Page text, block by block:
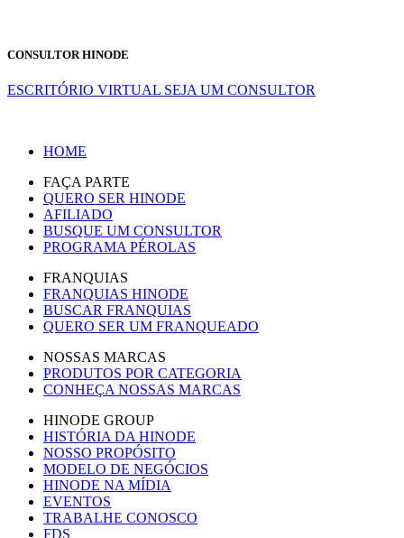
CONSULTOR HINODE
ESCRITÓRIO VIRTUAL SEJA UM CONSULTOR
HOME
FAÇA PARTE
QUERO SER HINODE
AFILIADO
BUSQUE UM CONSULTOR
PROGRAMA PÉROLAS
FRANQUIAS
FRANQUIAS HINODE
BUSCAR FRANQUIAS
QUERO SER UM FRANQUEADO
NOSSAS MARCAS
PRODUTOS POR CATEGORIA
CONHEÇA NOSSAS MARCAS
HINODE GROUP
HISTÓRIA DA HINODE
NOSSO PROPÓSITO
MODELO DE NEGÓCIOS
HINODE NA MÍDIA
EVENTOS
TRABALHE CONOSCO
FDS